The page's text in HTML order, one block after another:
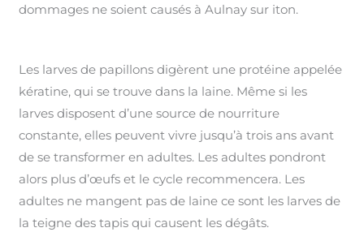
dommages ne soient causés à Aulnay sur iton.
Les larves de papillons digèrent une protéine appelée
kératine, qui se trouve dans la laine. Même si les
larves disposent d’une source de nourriture
constante, elles peuvent vivre jusqu’à trois ans avant
de se transformer en adultes. Les adultes pondront
alors plus d’œufs et le cycle recommencera. Les
adultes ne mangent pas de laine ce sont les larves de
la teigne des tapis qui causent les dégâts.